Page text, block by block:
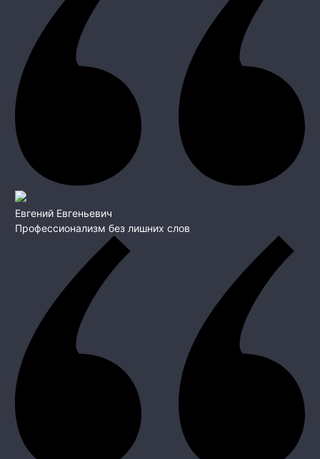
Евгений Евгеньевич
Профессионализм без лишних слов